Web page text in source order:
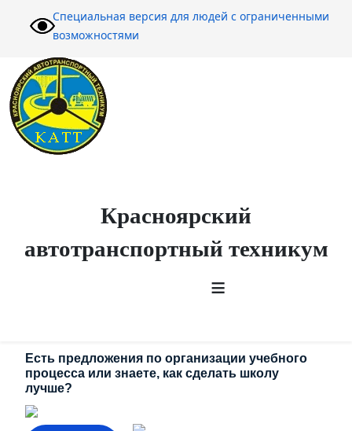
Специальная версия для людей с ограниченными
возможностями
Красноярский
автотранспортный техникум
≡
Есть предложения по организации учебного
процесса или знаете, как сделать школу
лучше?